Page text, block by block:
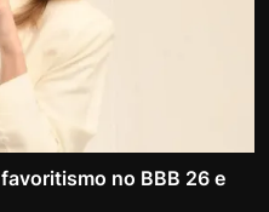
no BBB 26 e